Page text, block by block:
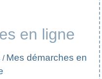
en ligne
/ Mes démarches en